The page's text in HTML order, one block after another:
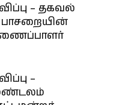
– தகவல்
பாசறையின்
–